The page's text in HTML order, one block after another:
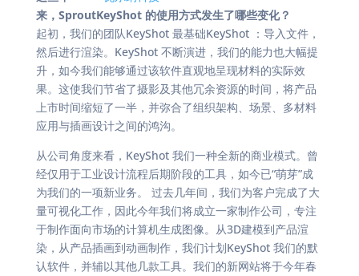
来，SproutKeyShot 的使用方式发生了哪些变化？
起初，我们的团队KeyShot 最基础KeyShot ：导入文件，
然后进行渲染。KeyShot 不断演进，我们的能力也大幅提
升，如今我们能够通过该软件直观地呈现材料的实际效
果。这使我们节省了摄影及其他冗余资源的时间，将产品
上市时间缩短了一半，并弥合了组织架构、场景、多材料
应用与插画设计之间的鸿沟。
从公司角度来看，KeyShot 我们一种全新的商业模式。曾
经仅用于工业设计流程后期阶段的工具，如今已“萌芽”成
为我们的一项新业务。 过去几年间，我们为客户完成了大
量可视化工作，因此今年我们将成立一家制作公司，专注
于制作面向市场的计算机生成图像。从3D建模到产品渲
染，从产品插画到动画制作，我们计划KeyShot 我们的默
认软件，并辅以其他几款工具。我们的新网站将于今年春